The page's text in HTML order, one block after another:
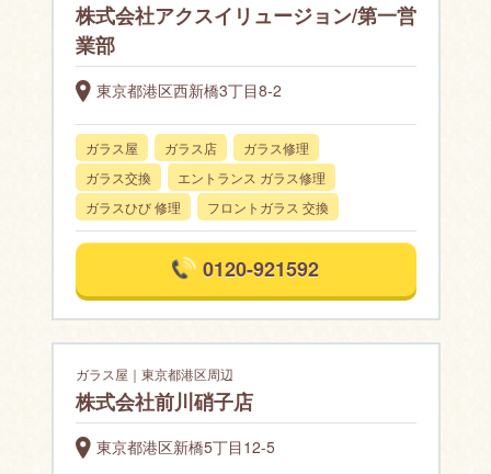
株式会社アクスイリュージョン/第一営
業部
東京都港区西新橋3丁目8-2
ガラス屋 ガラス店
ガラス修理
ガラス交換
エントランス ガラス修理
ガラスひび 修理
フロントガラス 交換
0120-921592
ガラス屋｜東京都港区周辺
株式会社前川硝子店
東京都港区新橋5丁目12-5